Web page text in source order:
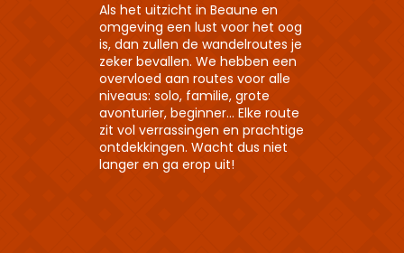
Als het uitzicht in Beaune en
omgeving een lust voor het oog
is, dan zullen de wandelroutes je
zeker bevallen. We hebben een
overvloed aan routes voor alle
niveaus: solo, familie, grote
avonturier, beginner… Elke route
zit vol verrassingen en prachtige
ontdekkingen. Wacht dus niet
langer en ga erop uit!
Wine Tour : Tasting dans les Grandes